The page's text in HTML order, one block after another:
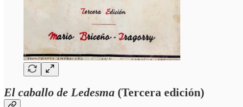
El caballo de Ledesma (Tercera edición)